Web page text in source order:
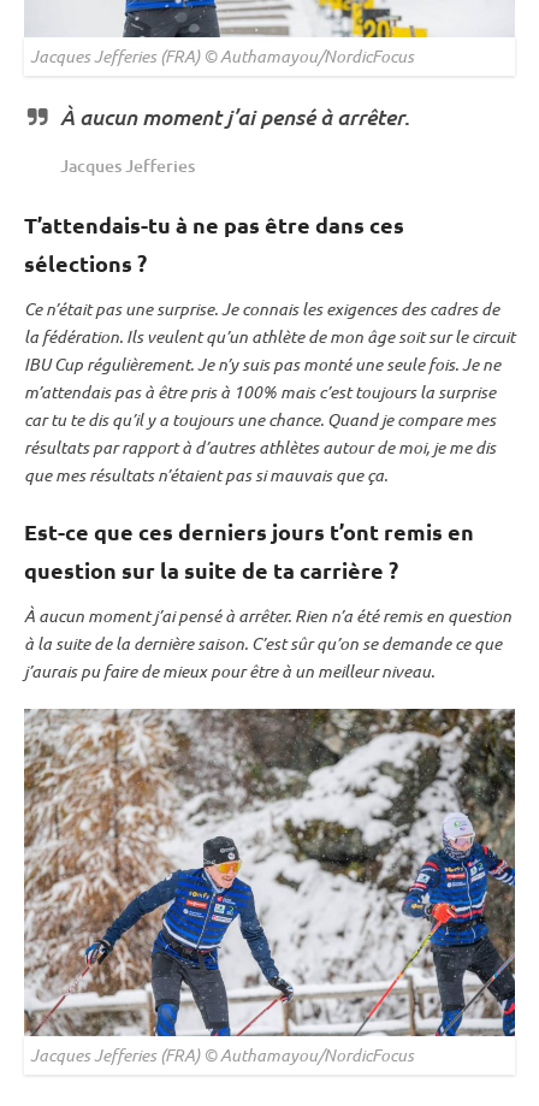
Jacques Jefferies (FRA) © Authamayou/NordicFocus
À aucun moment j’ai pensé à arrêter.
Jacques Jefferies
T’attendais-tu à ne pas être dans ces
sélections ?
Ce n’était pas une surprise. Je connais les exigences des cadres de
la fédération. Ils veulent qu’un athlète de mon âge soit sur le circuit
IBUCup régulièrement. Je n’y suis pas monté une seule fois. Je ne
m’attendais pas à être pris à 100% mais c’est toujours la surprise
car tu te dis qu’il y a toujours une chance. Quand je compare mes
résultats par rapport à d’autres athlètes autour de moi, je me dis
que mes résultats n’étaient pas si mauvais que ça.
Est-ce que ces derniers jours t’ont remis en
question sur la suite de ta carrière ?
À aucun moment j’ai pensé à arrêter. Rien n’a été remis en question
à la suite de la dernière saison. C’est sûr qu’on se demande ce que
j’aurais pu faire de mieux pour être à un meilleur niveau.
Jacques Jefferies (FRA) © Authamayou/NordicFocus